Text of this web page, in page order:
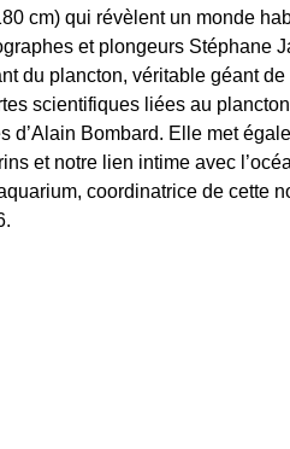
cm) qui révèlent un monde
et plongeurs Stéphane
du plancton, véritable géant
scientifiques liées au
d’Alain Bombard. Elle met
et notre lien intime avec
coordinatrice de cette